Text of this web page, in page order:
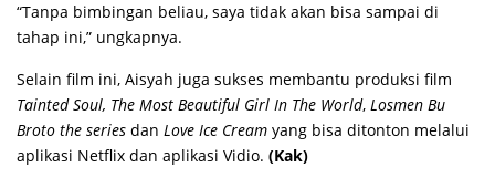
“Tanpa bimbingan beliau, saya tidak akan bisa sampai di
tahap ini,” ungkapnya.
Selain film ini, Aisyah juga sukses membantu produksi film
Tainted Soul, The Most Beautiful Girl In The World, Losmen Bu
Broto the series dan Love Ice Cream yang bisa ditonton melalui
aplikasi Netflix dan aplikasi Vidio. (Kak)